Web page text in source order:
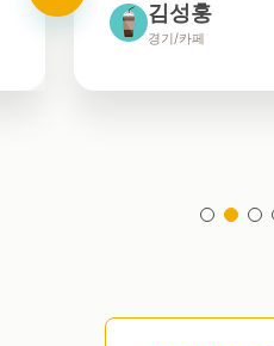
김성훙
경기/카페